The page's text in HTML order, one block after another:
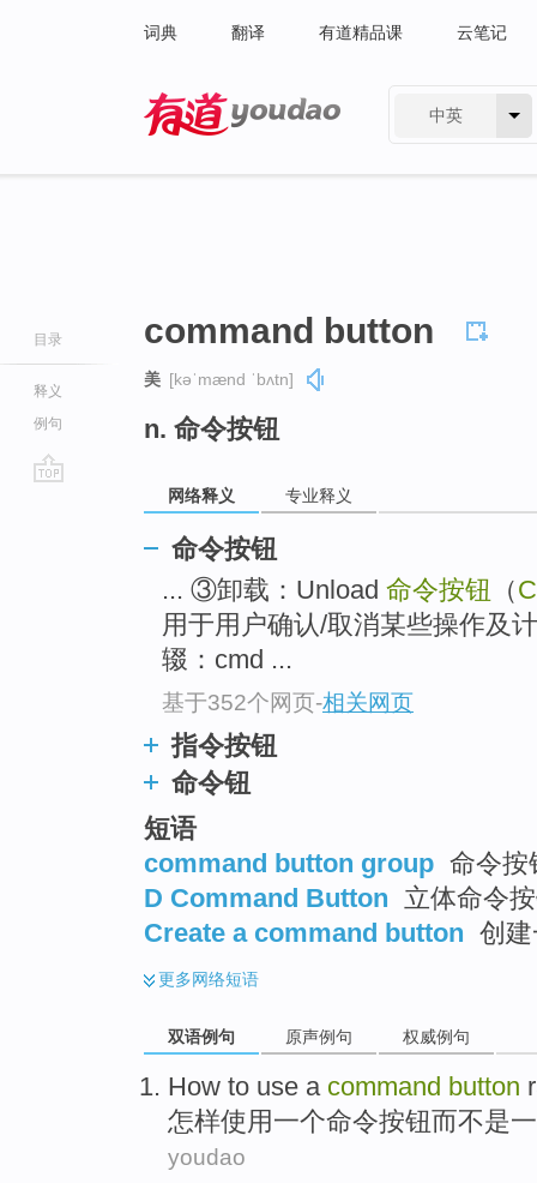
词典 翻译 有道精品课 云笔记
中英
目录
释义
例句
command button
美 [kəˈmænd ˈbʌtn]
n. 命令按钮
网络释义 专业释义
命令按钮
... ③卸载：Unload 命令按钮 （
用于用户确认/取消某些操作及
辍：cmd ...
基于352个网页-相关网页
指令按钮
命令钮
短语
command button group 命令按
D Command Button 立体命令
Create a command button 创
更多网络短语
双语例句 原声例句 权威例句
How to use a command button
怎样使用 一个命令按钮而不是
youdao